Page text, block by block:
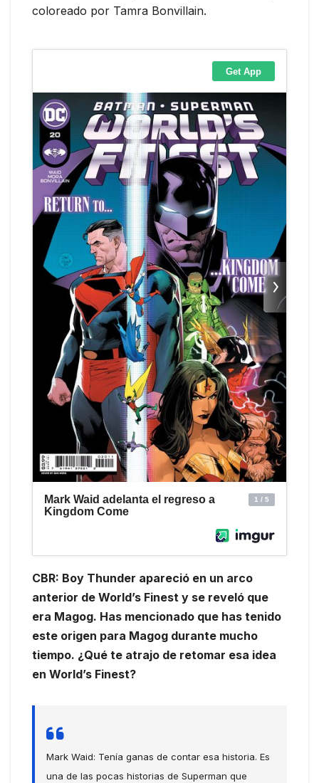
coloreado por Tamra Bonvillain.
CBR: Boy Thunder apareció en un arco
anterior de World’s Finest y se reveló que
era Magog. Has mencionado que has tenido
este origen para Magog durante mucho
tiempo. ¿Qué te atrajo de retomar esa idea
en World’s Finest?
Mark Waid: Tenía ganas de contar esa historia. Es
una de las pocas historias de Superman que